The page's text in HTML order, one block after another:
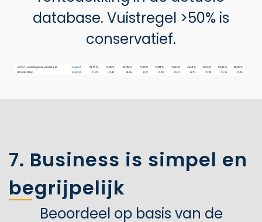
database. Vuistregel >50% is
conservatief.
7. Business is simpel en
begrijpelijk
Beoordeel op basis van de